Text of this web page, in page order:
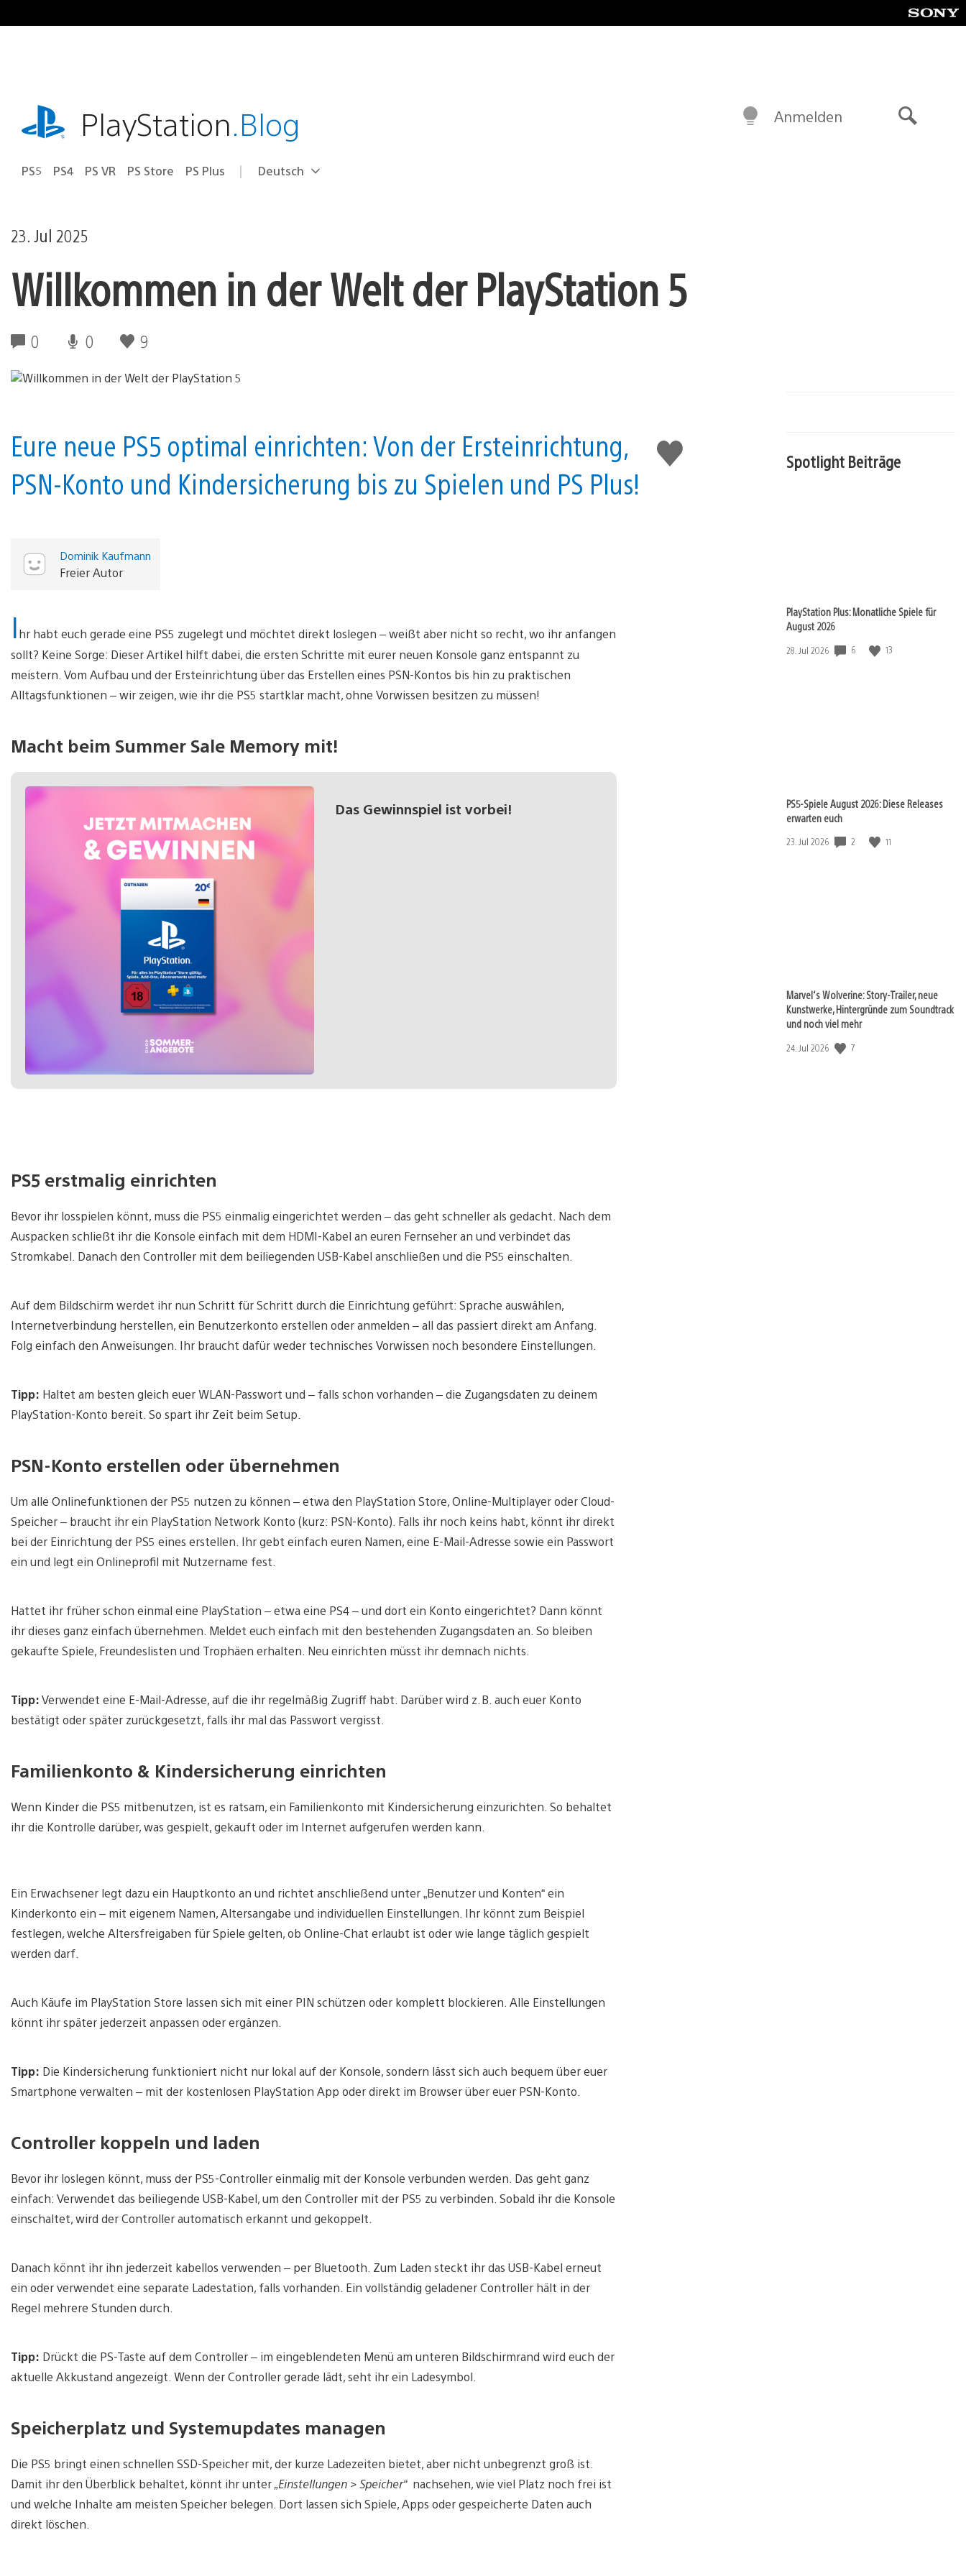
Inhalt
playstation.comPlayStation.Blog
PS5 PS4 PS VR PS Store PS Plus Select
Aktuelle
Deutsch
Anmelden
23. Jul 2025
Willkommen in der Welt der PlayStation 5
0 0 9
Gefällt
mir
Eure neue PS5 optimal einrichten: Von der Ersteinrichtung,
PSN-Konto und Kindersicherung bis zu Spielen und PS Plus!
Dominik Kaufmann
Freier Autor
Ihr habt euch gerade eine PS5 zugelegt und möchtet direkt loslegen – weißt aber nicht so recht, wo ihr anfangen
sollt? Keine Sorge: Dieser Artikel hilft dabei, die ersten Schritte mit eurer neuen Konsole ganz entspannt zu
meistern. Vom Aufbau und der Ersteinrichtung über das Erstellen eines PSN-Kontos bis hin zu praktischen
Alltagsfunktionen – wir zeigen, wie ihr die PS5 startklar macht, ohne Vorwissen besitzen zu müssen!
Macht beim Summer Sale Memory mit!
Das Gewinnspiel ist vorbei!
PS5 erstmalig einrichten
Bevor ihr losspielen könnt, muss die PS5 einmalig eingerichtet werden – das geht schneller als gedacht. Nach dem
Auspacken schließt ihr die Konsole einfach mit dem HDMI-Kabel an euren Fernseher an und verbindet das
Stromkabel. Danach den Controller mit dem beiliegenden USB-Kabel anschließen und die PS5 einschalten.
Auf dem Bildschirm werdet ihr nun Schritt für Schritt durch die Einrichtung geführt: Sprache auswählen,
Internetverbindung herstellen, ein Benutzerkonto erstellen oder anmelden – all das passiert direkt am Anfang.
Folg einfach den Anweisungen. Ihr braucht dafür weder technisches Vorwissen noch besondere Einstellungen.
Tipp: Haltet am besten gleich euer WLAN-Passwort und – falls schon vorhanden – die Zugangsdaten zu deinem
PlayStation-Konto bereit. So spart ihr Zeit beim Setup.
PSN-Konto erstellen oder übernehmen
Um alle Onlinefunktionen der PS5 nutzen zu können – etwa den PlayStation Store, Online-Multiplayer oder Cloud-
Speicher – braucht ihr ein PlayStation Network Konto (kurz: PSN-Konto). Falls ihr noch keins habt, könnt ihr direkt
bei der Einrichtung der PS5 eines erstellen. Ihr gebt einfach euren Namen, eine E-Mail-Adresse sowie ein Passwort
ein und legt ein Onlineprofil mit Nutzername fest.
Hattet ihr früher schon einmal eine PlayStation – etwa eine PS4 – und dort ein Konto eingerichtet? Dann könnt
ihr dieses ganz einfach übernehmen. Meldet euch einfach mit den bestehenden Zugangsdaten an. So bleiben
gekaufte Spiele, Freundeslisten und Trophäen erhalten. Neu einrichten müsst ihr demnach nichts.
Tipp:Verwendet eine E-Mail-Adresse, auf die ihr regelmäßig Zugriff habt. Darüber wird z. B. auch euer Konto
bestätigt oder später zurückgesetzt, falls ihr mal das Passwort vergisst.
Familienkonto & Kindersicherung einrichten
Wenn Kinder die PS5 mitbenutzen, ist es ratsam, ein Familienkonto mit Kindersicherung einzurichten. So behaltet
ihr die Kontrolle darüber, was gespielt, gekauft oder im Internet aufgerufen werden kann.
Ein Erwachsener legt dazu ein Hauptkonto an und richtet anschließend unter „Benutzer und Konten“ ein
Kinderkonto ein – mit eigenem Namen, Altersangabe und individuellen Einstellungen. Ihr könnt zum Beispiel
festlegen, welche Altersfreigaben für Spiele gelten, ob Online-Chat erlaubt ist oder wie lange täglich gespielt
werden darf.
Auch Käufe im PlayStation Store lassen sich mit einer PIN schützen oder komplett blockieren. Alle Einstellungen
könnt ihr später jederzeit anpassen oder ergänzen.
Tipp: Die Kindersicherung funktioniert nicht nur lokal auf der Konsole, sondern lässt sich auch bequem über euer
Smartphone verwalten – mit der kostenlosen PlayStation App oder direkt im Browser über euer PSN-Konto.
Controller koppeln und laden
Bevor ihr loslegen könnt, muss der PS5-Controller einmalig mit der Konsole verbunden werden. Das geht ganz
einfach: Verwendet das beiliegende USB-Kabel, um den Controller mit der PS5 zu verbinden. Sobald ihr die Konsole
einschaltet, wird der Controller automatisch erkannt und gekoppelt.
Danach könnt ihr ihn jederzeit kabellos verwenden – per Bluetooth. Zum Laden steckt ihr das USB-Kabel erneut
ein oder verwendet eine separate Ladestation, falls vorhanden. Ein vollständig geladener Controller hält in der
Regel mehrere Stunden durch.
Tipp: Drückt die PS-Taste auf dem Controller – im eingeblendeten Menü am unteren Bildschirmrand wird euch der
aktuelle Akkustand angezeigt. Wenn der Controller gerade lädt, seht ihr ein Ladesymbol.
Speicherplatz und Systemupdates managen
Die PS5 bringt einen schnellen SSD-Speicher mit, der kurze Ladezeiten bietet, aber nicht unbegrenzt groß ist.
Damit ihr den Überblick behaltet, könnt ihr unter„Einstellungen > Speicher“nachsehen, wie viel Platz noch frei ist
und welche Inhalte am meisten Speicher belegen. Dort lassen sich Spiele, Apps oder gespeicherte Daten auch
direkt löschen.
Spotlight Beiträge
PlayStation Plus: Monatliche Spiele für
August 2026
Veröffentlichungsdatum:
28. Jul 2026 6 13
PS5-Spiele August 2026: Diese Releases
erwarten euch
Veröffentlichungsdatum:
23. Jul 2026 2 11
Marvel‘s Wolverine: Story-Trailer, neue
Kunstwerke, Hintergründe zum Soundtrack
und noch viel mehr
Veröffentlichungsdatum:
24. Jul 2026 7